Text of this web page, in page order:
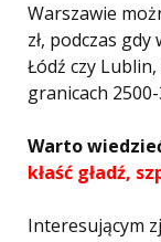
Warszawie
zł, podczas
Łódź czy
granicach 2500-
Warto
kłaść gładź,
Interesującym